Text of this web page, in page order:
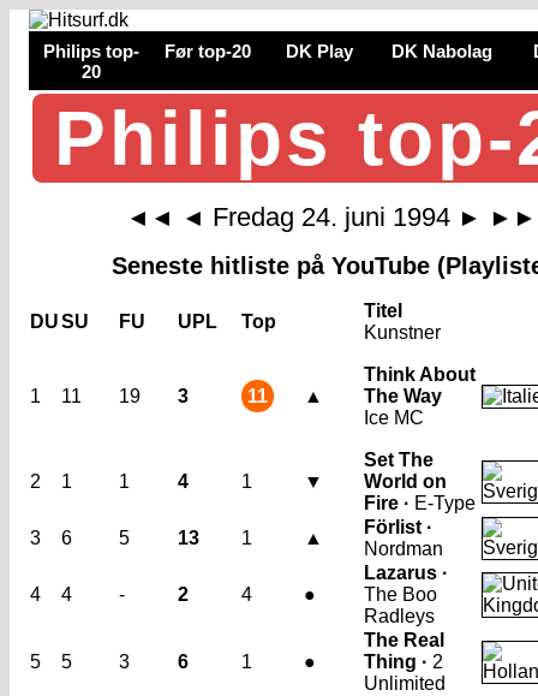
Philips top-
20
Før top-20 DK Play DK Nabolag
Philips top-
◄◄ ◄ Fredag 24. juni 1994 ►
►►
Seneste hitliste på YouTube
DUSU FU UPL Top
Titel
Kunstner
1 11 19 3 11 ▲
Think About
The Way
Ice MC
2 1 1 4 1 ▼
Set The
World on
Fire · E-Type
3
6 5 13 1 ▲
Förlist ·
Nordman
4 4 - 2 4 ●
Lazarus ·
The Boo
Radleys
5 5 3 6 1 ●
The Real
Thing · 2
Unlimited